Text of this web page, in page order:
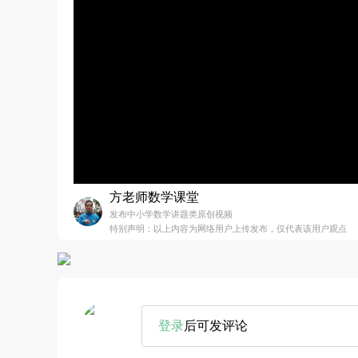
方老师数学课堂
发布中小学数学讲题类原创视频
特别声明：以上内容为网络用户上传发布，仅代表该用户观点
登录后可发评论